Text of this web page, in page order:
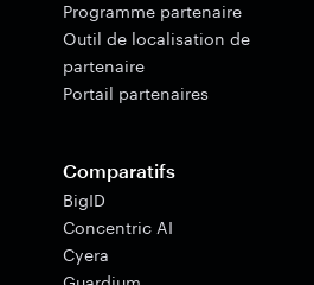
Programme partenaire
Outil de localisation de
partenaire
Portail partenaires
Comparatifs
BigID
Concentric AI
Cyera